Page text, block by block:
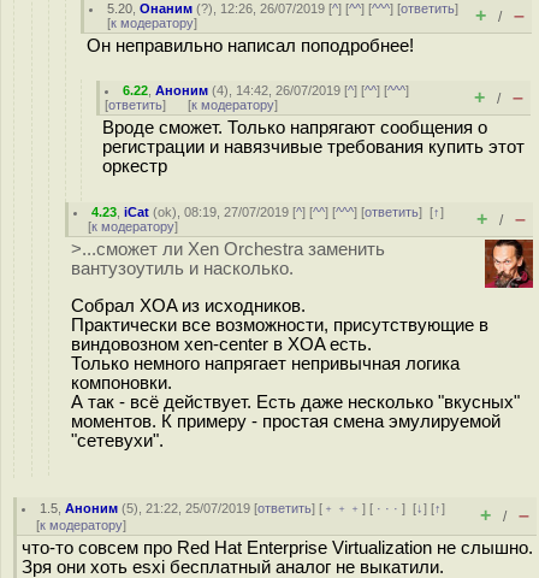
5.20 ,Онаним (?), 12:26, 26/07/2019 [^] [^^] [^^^] [ответить]
[к модератору] + / –
Он неправильно написал поподробнее!
6.22 ,Аноним (4), 14:42, 26/07/2019 [^] [^^] [^^^]
[ответить] [к модератору] + / –
Вроде сможет. Только напрягают сообщения о
регистрации и навязчивые требования купить этот
оркестр
4.23 ,iCat (ok), 08:19, 27/07/2019 [^] [^^] [^^^] [ответить][↑]
[к модератору] + / –
>...сможет ли Xen Orchestra заменить
вантузоутиль и насколько.
Собрал XOA из исходников.
Практически все возможности, присутствующие в
виндовозном xen-center в XOA есть.
Только немного напрягает непривычная логика
компоновки.
А так - всё действует. Есть даже несколько "вкусных"
моментов. К примеру - простая смена эмулируемой
"сетевухи".
1.5 ,Аноним (5), 21:22, 25/07/2019 [ответить] [ ﹢﹢﹢] [ · · ·][↓] [↑]
[к модератору] + / –
что-то совсем про Red Hat Enterprise Virtualization не слышно.
Зря они хоть esxi бесплатный аналог не выкатили.